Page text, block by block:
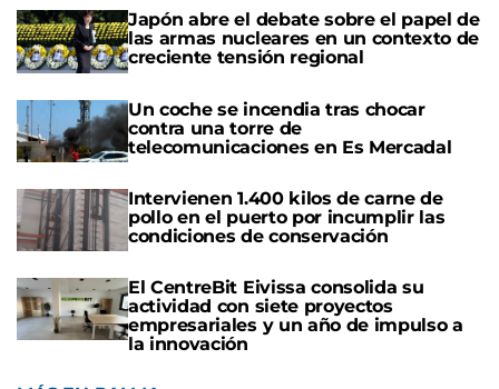
Japón abre el debate sobre el papel de
las armas nucleares en un contexto de
creciente tensión regional
Un coche se incendia tras chocar
contra una torre de
telecomunicaciones en Es Mercadal
Intervienen 1.400 kilos de carne de
pollo en el puerto por incumplir las
condiciones de conservación
El CentreBit Eivissa consolida su
actividad con siete proyectos
empresariales y un año de impulso a
la innovación